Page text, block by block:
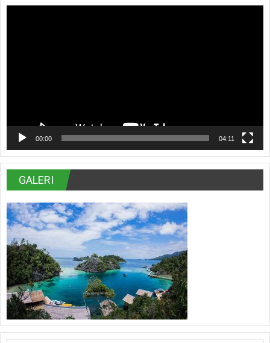
00:00 04:11
GALERI